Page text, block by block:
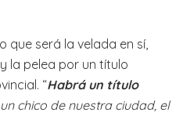
que será la velada en sí,
la pelea por un título
“Habrá un título
chico de nuestra ciudad, el